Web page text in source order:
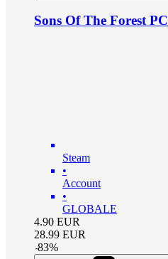
Sons Of The Forest PC
Steam
•
Account
•
GLOBALE
4.90 EUR
28.99 EUR
-83%